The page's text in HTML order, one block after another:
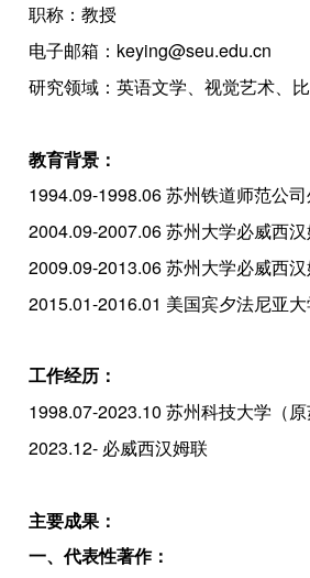
职称：教授
电子邮箱：keying@seu.edu.cn
研究领域：英语文学、视觉艺术、
教育背景：
1994.09-1998.06 苏州铁道师范公
2004.09-2007.06 苏州大学必威西
2009.09-2013.06 苏州大学必威西
2015.01-2016.01 美国宾夕法尼亚
工作经历：
1998.07-2023.10 苏州科技大学（
2023.12- 必威西汉姆联
主要成果：
一、代表性著作：